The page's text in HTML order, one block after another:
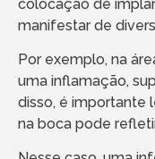
colocação de
manifestar de
Por exemplo, na
uma inflamação,
disso, é importante
na boca pode